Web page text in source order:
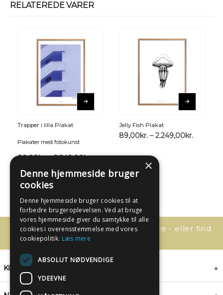
RELATEREDE VARER
Trapper i lilla Plakat
Plakater med fotokunst
89,00kr. – 2.249,00kr.
Jelly Fish Plakat
89,00kr. – 2.249,00kr.
Har du spørgsmål, så kontakt os bare - eller find
svaret her:
KONTAKT
×
Denne hjemmeside bruger
cookies
Denne hjemmeside bruger cookies til at
forbedre brugeroplevelsen. Ved at bruge
vores hjemmeside giver du samtykke til alle
cookies i overensstemmelse med vores
cookiepolitik. Læs mere
ABSOLUT NØDVENDIGE
YDEEVNE